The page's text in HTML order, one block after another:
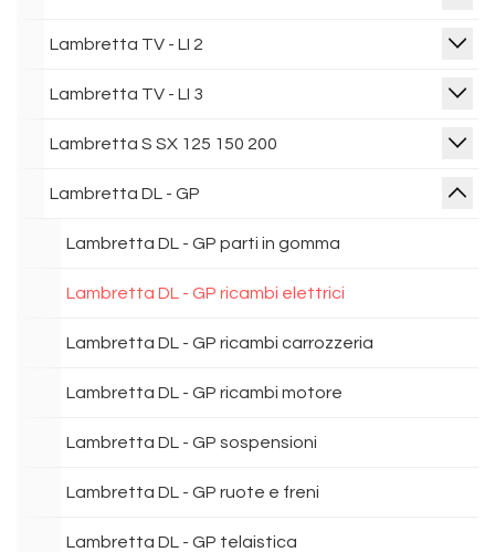
Lambretta TV - LI 2
Lambretta TV - LI 3
Lambretta S SX 125 150 200
Lambretta DL - GP
Lambretta DL - GP parti in gomma
Lambretta DL - GP ricambi elettrici
Lambretta DL - GP ricambi carrozzeria
Lambretta DL - GP ricambi motore
Lambretta DL - GP sospensioni
Lambretta DL - GP ruote e freni
Lambretta DL - GP telaistica